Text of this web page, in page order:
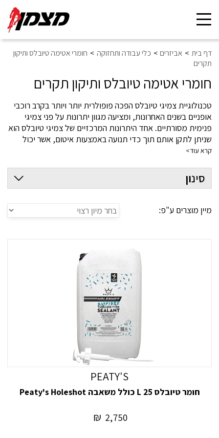
Toggle
navigation
דף בית אביזרים כלי עבודה ותחזוקה
חומרי אטימה טיובלס ותיקון
תקרים
חומרי אטימה טיובלס ותיקון תקרים
טכנולוגיית צמיגי טיובלס הפכה פופולרית יותר ויותר בקרב רוכבי
אופניים בשנים האחרונות, ומציעה מגוון יתרונות על פני צמיגי
פנימית מסורתיים. אחד היתרונות המרכזיים של צמיגי טיובלס הוא
שניתן לתקן אותם תוך כדי תנועה באמצעות איטום, אשר יכול
במהירות וביעילות לאטום פנצ'רים בצמיג. במאמר זה, נדון
מהו איטום טיובלס?
איטום טיובלס הוא נוזל המוזרק לצמיג ללא פנימית על מנת
קטנים או חתכים בצמיג, ולמלא אותם בחומר על בסיס לטקס
שמתייבש ויוצר אטימה. האיטום מתווסף בדרך כלל לצמיג לפני
כיצד עובד איטום טיובלס?
כאשר מתרחש פנצ'ר בצמיג טיובלס, חומר האיטום זורם לתוך
החור או החתך ומתחיל למלא את הרווח. לאחר מכן חומר האיטום
מתייבש ויוצר אטימה, מונע בריחת אוויר ושומר על נפח הצמיג.
תהליך זה יכול לקרות תוך שניות, מה שמאפשר לרוכב להמשיך
לרכוב ללא צורך לעצור ולבצע תיקון.
כיצד להשתמש באיטום טיובלס לתיקון צמיגי אופניים:
כדי להשתמש באיטום טיובלס לתיקון צמיגי
אופניים, בצע את השלבים הפשוטים
1. הסר את ליבת השסתום לטיובלס באמצעות כלי להסרת ליבות
2. הזרקו את כמות האיטום המומלצת לצמיג באמצעות מזרק או
קרא עוד>
סינון
מיין מוצרים ע"פ:
PEATY'S
חומר טיובלס 25 L כולל משאבה Peaty's Holeshot
2,750
₪